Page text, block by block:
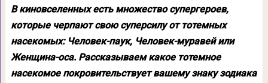
В киновселенных есть множество супергероев,
которые черпают свою суперсилу от тотемных
насекомых: Человек-паук, Человек-муравей или
Женщина-оса. Рассказываем какое тотемное
насекомое покровительствует вашему знаку зодиака